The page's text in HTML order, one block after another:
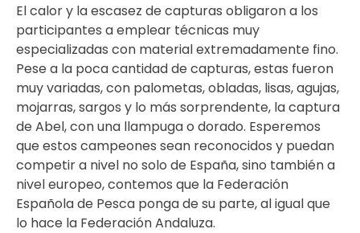
El calor y la escasez de capturas obligaron a los
participantes a emplear técnicas muy
especializadas con material extremadamente fino.
Pese a la poca cantidad de capturas, estas fueron
muy variadas, con palometas, obladas, lisas, agujas,
mojarras, sargos y lo más sorprendente, la captura
de Abel, con una llampuga o dorado. Esperemos
que estos campeones sean reconocidos y puedan
competir a nivel no solo de España, sino también a
nivel europeo, contemos que la Federación
Española de Pesca ponga de su parte, al igual que
lo hace la Federación Andaluza.